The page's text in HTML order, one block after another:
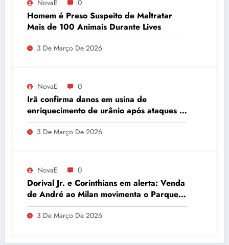
NovaE 0
Homem é Preso Suspeito de Maltratar
Mais de 100 Animais Durante Lives
3 De Março De 2026
NovaE 0
Irã confirma danos em usina de
enriquecimento de urânio após ataques e
embaixador evita detalhes sobre
quantidade de urânio enriquecido
3 De Março De 2026
NovaE 0
Dorival Jr. e Corinthians em alerta: Venda
de André ao Milan movimenta o Parque
São Jorge
3 De Março De 2026